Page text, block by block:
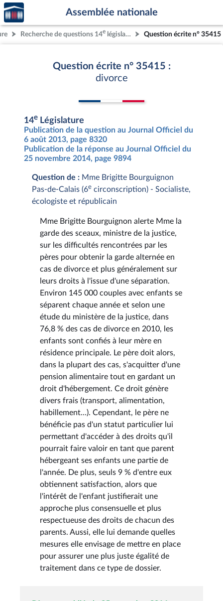
Aller au contenu
Aller en bas de la page
Accèder
à la
page
d'accueil
Assemblée nationale
Recherche de questions 14e législature Question écrite n° 35415
Question écrite n° 35415 :
divorce
14e Législature
Publication de la question au Journal Officiel du
6 août 2013, page 8320
Publication de la réponse au Journal Officiel du
25 novembre 2014, page 9894
Question de : Mme Brigitte Bourguignon
Pas-de-Calais (6e circonscription) - Socialiste,
écologiste et républicain
Mme Brigitte Bourguignon alerte Mme la
garde des sceaux, ministre de la justice,
sur les difficultés rencontrées par les
pères pour obtenir la garde alternée en
cas de divorce et plus généralement sur
leurs droits à l'issue d'une séparation.
Environ 145 000 couples avec enfants se
séparent chaque année et selon une
étude du ministère de la justice, dans
76,8 % des cas de divorce en 2010, les
enfants sont confiés à leur mère en
résidence principale. Le père doit alors,
dans la plupart des cas, s'acquitter d'une
pension alimentaire tout en gardant un
droit d'hébergement. Ce droit génère
divers frais (transport, alimentation,
habillement...). Cependant, le père ne
bénéficie pas d'un statut particulier lui
permettant d'accéder à des droits qu'il
pourrait faire valoir en tant que parent
hébergeant ses enfants une partie de
l'année. De plus, seuls 9 % d'entre eux
obtiennent satisfaction, alors que
l'intérêt de l'enfant justifierait une
approche plus consensuelle et plus
respectueuse des droits de chacun des
parents. Aussi, elle lui demande quelles
mesures elle envisage de mettre en place
pour assurer une plus juste égalité de
traitement dans ce type de dossier.